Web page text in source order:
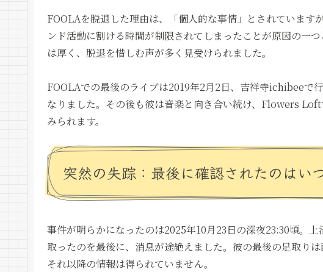
FOOLAを脱退した理由は、「個人的な事情」とされています
ンド活動に割ける時間が制限されてしまったことが原因の一
は厚く、脱退を惜しむ声が多く見受けられました。
FOOLAでの最後のライブは2019年2月2日、吉祥寺ichibeeで
なりました。その後も彼は音楽と向き合い続け、Flowers
みられます。
突然の失踪：最後に確認されたのはい
事件が明らかになったのは2025年10月23日の深夜23:30頃。
取ったのを最後に、消息が途絶えました。彼の最後の足取り
それ以降の情報は得られていません。